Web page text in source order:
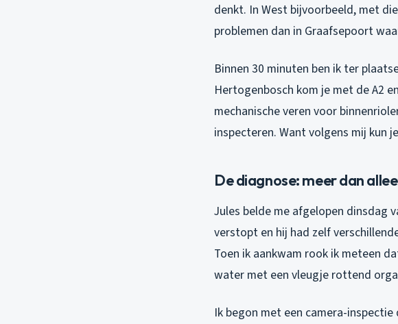
denkt. In West bijvoorbeeld, met
problemen dan in Graafsepoort
Binnen 30 minuten ben ik ter
Hertogenbosch kom je met de A2
mechanische veren voor
inspecteren. Want volgens mij kun
De diagnose: meer dan
Jules belde me afgelopen dinsdag
verstopt en hij had zelf
Toen ik aankwam rook ik meteen
water met een vleugje rottend
Ik begon met een camera-